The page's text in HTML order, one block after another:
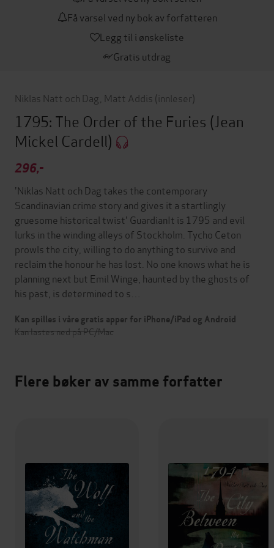
Få varsel ved ny bok av forfatteren
Legg til i ønskeliste
Gratis utdrag
Niklas Natt och Dag Matt Addis (innleser)
1795: The Order of the Furies (Jean
Mickel Cardell)
296,-
'Niklas Natt och Dag takes the contemporary
Scandinavian crime story and gives it a startlingly
gruesome historical twist' GuardianIt is 1795 and evil
lurks in the winding alleys of Stockholm. Tycho Ceton
prowls the city, willing to do anything to survive and
reclaim the honour he has lost. No one knows what he is
planning next but Emil Winge, haunted by the ghosts of
his past, is determined to s…
Kan spilles i våre gratis apper for iPhone/iPad og Android
Kan lastes ned på PC/Mac
Flere bøker av samme forfatter